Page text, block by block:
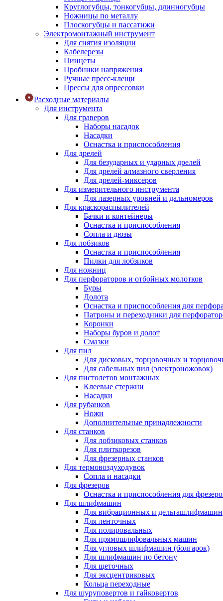
Круглогубцы, тонкогубцы, длинногубцы
Ножницы по металлу
Плоскогубцы и пассатижи
Электромонтажный инструмент
Для снятия изоляции
Кабелерезы
Пинцеты
Пробники напряжения
Ручные пресс-клещи
Прессы для опрессовки
Расходные материалы
Для инструмента
Для граверов
Наборы насадок
Насадки
Оснастка и приспособления
Для дрелей
Для безударных и ударных дрелей
Для дрелей алмазного сверления
Для дрелей-миксеров
Для измерительного инструмента
Для лазерных уровней и дальномеров
Для краскораспылителей
Бачки и контейнеры
Оснастка и приспособления
Сопла и дюзы
Для лобзиков
Оснастка и приспособления
Пилки для лобзиков
Для ножниц
Для перфораторов и отбойных молотков
Буры
Долота
Оснастка и приспособления для
Патроны и переходники для
Коронки
Наборы буров и долот
Смазки
Для пил
Для дисковых, торцовочных и
Для сабельных пил (электроножовок)
Для пистолетов монтажных
Клеевые стержни
Насадки
Для рубанков
Ножи
Дополнительные принадлежности
Для станков
Для лобзиковых станков
Для плиткорезов
Для фрезерных станков
Для термовоздуходувок
Сопла и насадки
Для фрезеров
Оснастка и приспособления для
Для шлифмашин
Для вибрационных и дельташлифмашин
Для ленточных
Для полировальных
Для прямошлифовальных машин
Для угловых шлифмашин (болгарок)
Для шлифмашин по бетону
Для щеточных
Для эксцентриковых
Кольца переходные
Для шуруповертов и гайковертов